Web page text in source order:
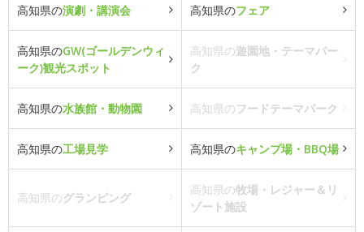
高知県の演劇・講演会 高知県のフェア
高知県のGW(ゴールデンウィ
ーク)観光スポット
高知県の遊園地・テーマパー
ク
高知県の水族館・動物園 高知県のフードテーマパーク
高知県の工場見学 高知県のキャンプ場・BBQ場
高知県のグランピング
高知県の牧場・レジャー＆リ
ゾート施設